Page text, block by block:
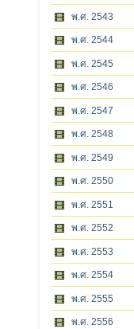
พ.ศ. 2543
พ.ศ. 2544
พ.ศ. 2545
พ.ศ. 2546
พ.ศ. 2547
พ.ศ. 2548
พ.ศ. 2549
พ.ศ. 2550
พ.ศ. 2551
พ.ศ. 2552
พ.ศ. 2553
พ.ศ. 2554
พ.ศ. 2555
พ.ศ. 2556